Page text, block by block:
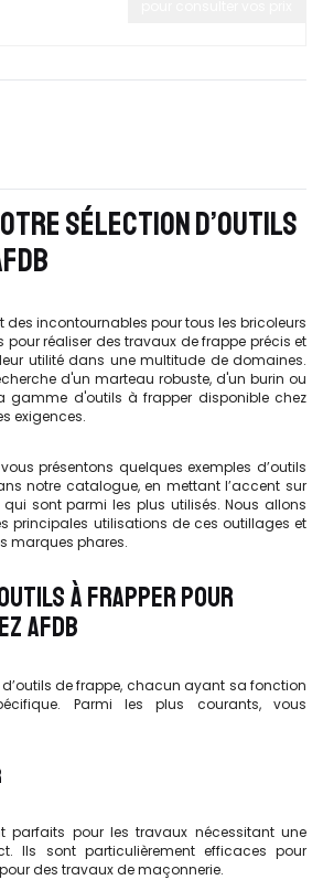
SÉLECTION D’OUTILS
des incontournables pour tous les bricoleurs
pour réaliser des travaux de frappe précis et
utilité dans une multitude de domaines.
d'un marteau robuste, d'un burin ou
gamme d'outils à frapper disponible chez
exigences.
présentons quelques exemples d’outils
notre catalogue, en mettant l’accent sur
sont parmi les plus utilisés. Nous allons
principales utilisations de ces outillages et
marques phares.
À FRAPPER POUR
AFDB
d’outils de frappe, chacun ayant sa fonction
Parmi les plus courants, vous
parfaits pour les travaux nécessitant une
Ils sont particulièrement efficaces pour
des travaux de maçonnerie.